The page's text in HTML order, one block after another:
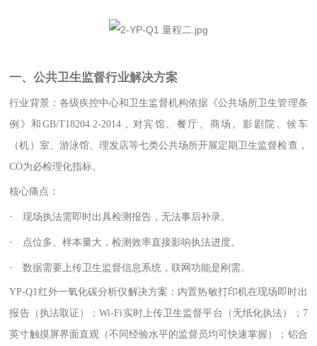
一、公共卫生监督行业解决方案
行业背景：各级疾控中心和卫生监督机构依据《公共场所卫生管理条
例》和GB/T18204.2-2014，对宾馆、餐厅、商场、影剧院、候车
（机）室、游泳馆、理发店等七类公共场所开展定期卫生监督检查，
CO为必检理化指标。
核心痛点：
· 现场执法需即时出具检测报告，无法事后补录。
· 点位多、样本量大，检测效率直接影响执法进度。
· 数据需要上传卫生监督信息系统，联网功能是刚需。
YP-Q1红外一氧化碳分析仪解决方案：内置热敏打印机在现场即时出
报告（执法取证）；Wi-Fi实时上传卫生监督平台（无纸化执法）；7
英寸触摸屏界面直观（不同经验水平的监督员均可快速掌握）；铝合